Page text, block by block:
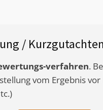
/ Kurzgutachten
verfahren.
vom Ergebnis vor